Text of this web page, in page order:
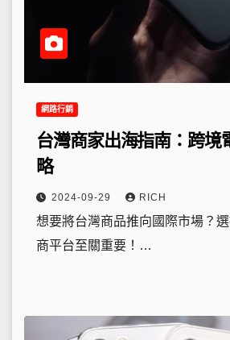
網路行銷
台灣商家出海指南：跨境
略
2024-09-29 RICH
想要將台灣商品推向國際市場？
商平台至關重要！…